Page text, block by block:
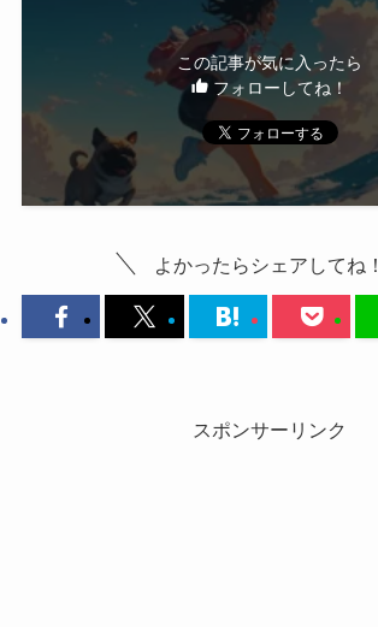
この記事が気に入ったら
フォローしてね！
よかったらシェアしてね！
スポンサーリンク